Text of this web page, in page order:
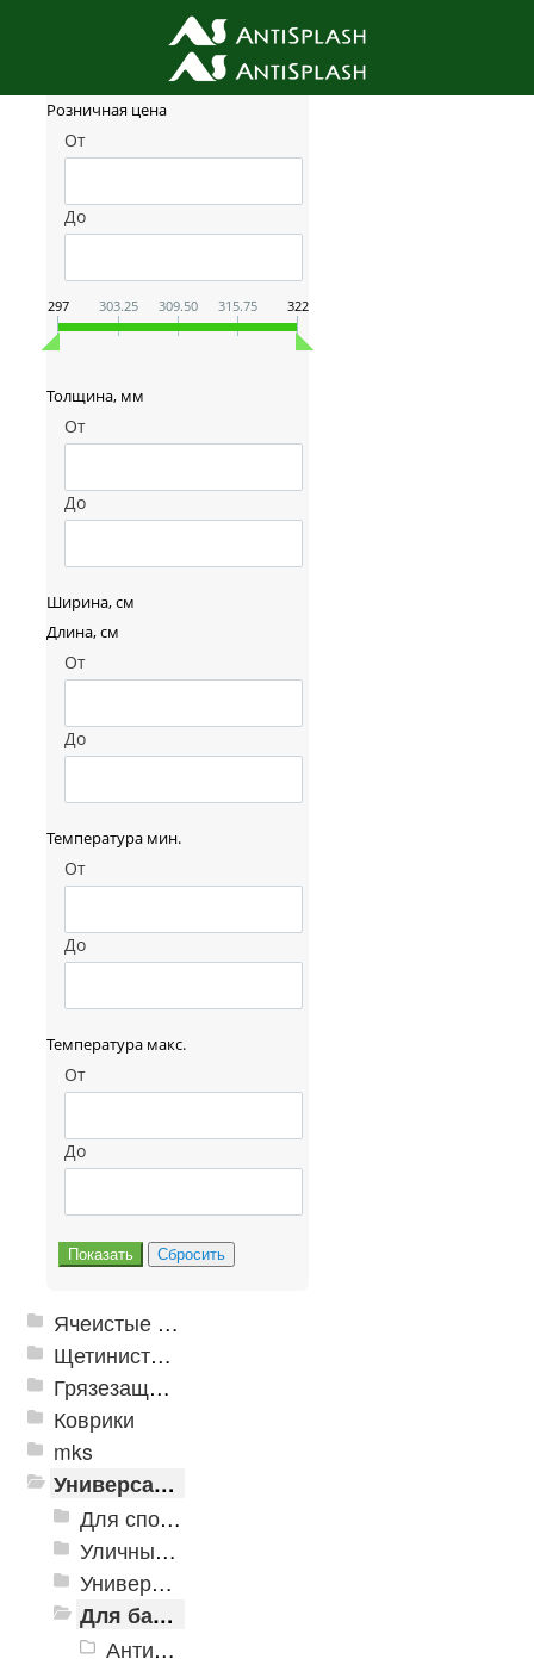
Фильтр товаров
Розничная цена
От
До
297 303.25 309.50 315.75 322
Толщина, мм
От
До
Ширина, см
Длина, см
От
До
Температура мин.
От
До
Температура макс.
От
До
Ячеистые грязезащитные покрытия
Щетинистые покрытия
Грязезащитные, влаговпитывающие покрытия
Коврики
mks
Универсальные модульные покрытия
Для спортивных объектов
Уличные и грязезащитные покрытия
Универсальное напольное покрытие
Для бассейнов и аквапарков
Антискользящее дренажное покрытие Aqua